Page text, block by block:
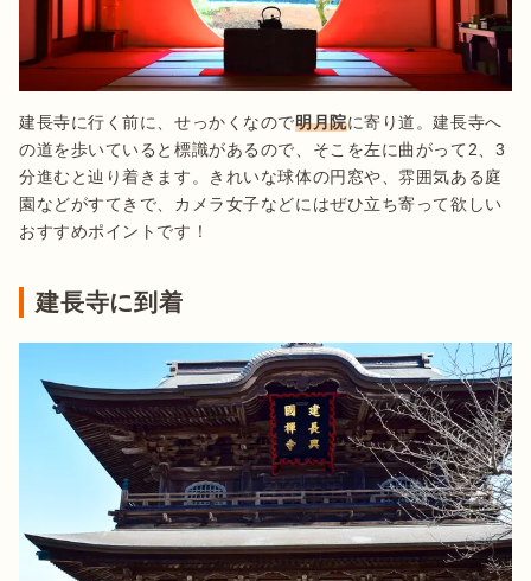
建長寺に行く前に、せっかくなので明月院に寄り道。建長寺へ
の道を歩いていると標識があるので、そこを左に曲がって2、3
分進むと辿り着きます。きれいな球体の円窓や、雰囲気ある庭
園などがすてきで、カメラ女子などにはぜひ立ち寄って欲しい
おすすめポイントです！
建長寺に到着